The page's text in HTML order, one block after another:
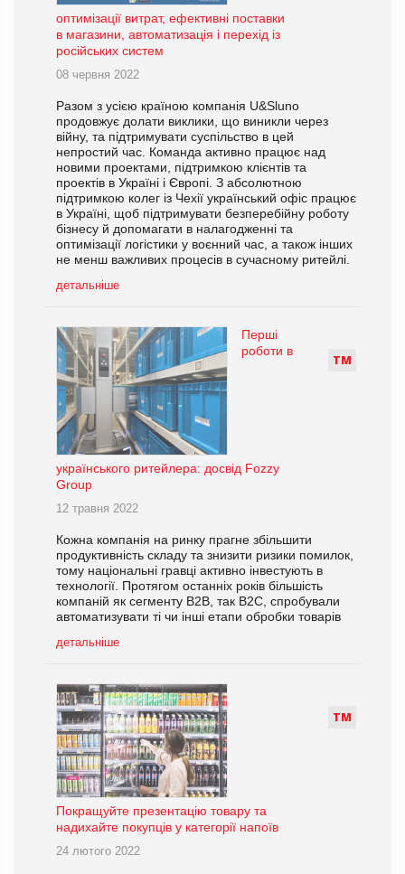
оптимізації витрат, ефективні поставки
в магазини, автоматизація і перехід із
російських систем
08 червня 2022
Разом з усією країною компанія U&Sluno
продовжує долати виклики, що виникли через
війну, та підтримувати суспільство в цей
непростий час. Команда активно працює над
новими проектами, підтримкою клієнтів та
проектів в Україні і Європі. З абсолютною
підтримкою колег із Чехії український офіс працює
в Україні, щоб підтримувати безперебійну роботу
бізнесу й допомагати в налагодженні та
оптимізації логістики у воєнний час, а також інших
не менш важливих процесів в сучасному ритейлі.
детальніше
ТМ
Перші
роботи в
українського ритейлера: досвід Fozzy
Group
12 травня 2022
Кожна компанія на ринку прагне збільшити
продуктивність складу та знизити ризики помилок,
тому національні гравці активно інвестують в
технології. Протягом останніх років більшість
компаній як сегменту В2В, так В2С, спробували
автоматизувати ті чи інші етапи обробки товарів
детальніше
ТМ
Покращуйте презентацію товару та
надихайте покупців у категорії напоїв
24 лютого 2022